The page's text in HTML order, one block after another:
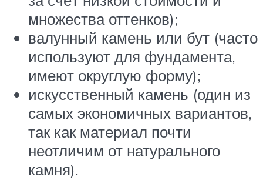
множества оттенков);
валунный камень или бут (часто
используют для фундамента,
имеют округлую форму);
искусственный камень (один из
самых экономичных вариантов,
так как материал почти
неотличим от натурального
камня).